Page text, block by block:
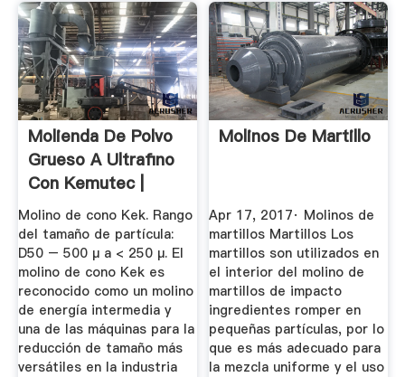
Molienda De Polvo
Grueso A Ultrafino
Con Kemutec |
Kemutec USA
Molino de cono Kek. Rango
del tamaño de partícula:
D50 – 500 μ a < 250 μ. El
molino de cono Kek es
reconocido como un molino
de energía intermedia y
una de las máquinas para la
reducción de tamaño más
versátiles en la industria
Molinos De Martillo
Apr 17, 2017· Molinos de
martillos Martillos Los
martillos son utilizados en
el interior del molino de
martillos de impacto
ingredientes romper en
pequeñas partículas, por lo
que es más adecuado para
la mezcla uniforme y el uso